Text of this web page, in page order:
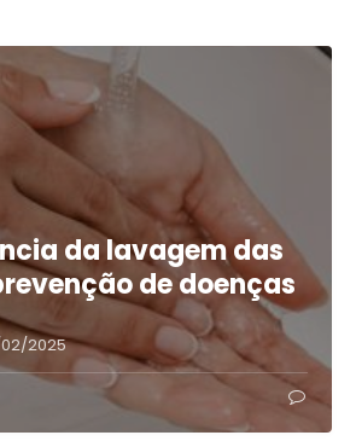
da lavagem das
de doenças
2025